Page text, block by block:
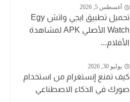
أغسطس 5, 2026
تحميل تطبيق ايجي واتش Egy
Watch الأصلي APK لمشاهدة
الأفلام...
يوليو 30, 2026
كيف تمنع إنستغرام من استخدام
صورك في الذكاء الاصطناعي